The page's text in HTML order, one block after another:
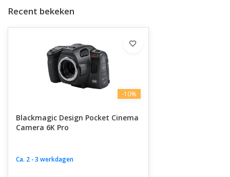
Recent bekeken
-10%
Blackmagic Design Pocket Cinema
Camera 6K Pro
Ca. 2 - 3 werkdagen